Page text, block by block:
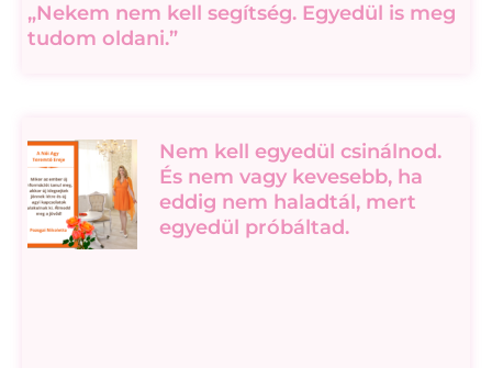
„Nekem nem kell segítség. Egyedül is meg
tudom oldani.”
Nem kell egyedül csinálnod.
És nem vagy kevesebb, ha
eddig nem haladtál, mert
egyedül próbáltad.